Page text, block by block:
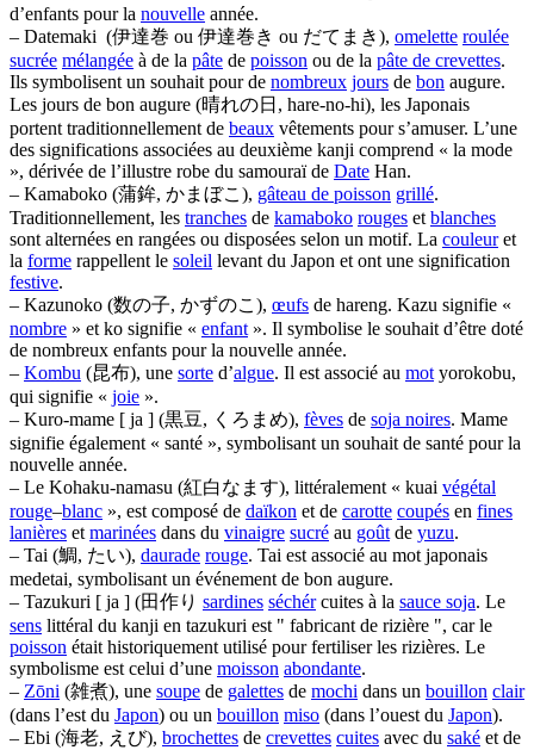
d’enfants pour la nouvelle année.
– Datemaki (伊達巻 ou 伊達巻き ou だてまき), omelette roulée
sucrée mélangée à de la pâte de poisson ou de la pâte de crevettes.
Ils symbolisent un souhait pour de nombreux jours de bon augure.
Les jours de bon augure (晴れの日, hare-no-hi), les Japonais
portent traditionnellement de beaux vêtements pour s’amuser. L’une
des significations associées au deuxième kanji comprend « la mode
», dérivée de l’illustre robe du samouraï de Date Han.
– Kamaboko (蒲鉾, かまぼこ), gâteau de poisson grillé.
Traditionnellement, les tranches de kamaboko rouges et blanches
sont alternées en rangées ou disposées selon un motif. La couleuret
la forme rappellent le soleil levant du Japon et ont une signification
festive.
– Kazunoko (数の子, かずのこ), œufs de hareng. Kazu signifie «
nombre » et ko signifie « enfant ». Il symbolise le souhait d’être doté
de nombreux enfants pour la nouvelle année.
– Kombu (昆布), une sorte d’algue. Il est associé au mot yorokobu,
qui signifie « joie ».
– Kuro-mame [ ja ] (黒豆, くろまめ), fèves de soja noires. Mame
signifie également « santé », symbolisant un souhait de santé pour la
nouvelle année.
– Le Kohaku-namasu (紅白なます), littéralement « kuai végétal
rouge–blanc », est composé de daïkon et de carotte coupés en fines
lanières et marinées dans du vinaigre sucré au goût de yuzu.
– Tai (鯛, たい), daurade rouge. Tai est associé au mot japonais
medetai, symbolisant un événement de bon augure.
– Tazukuri [ ja ] (田作り sardines séchércuites à la sauce soja. Le
sens littéral du kanji en tazukuri est " fabricant de rizière ", car le
poisson était historiquement utilisé pour fertiliser les rizières. Le
symbolisme est celui d’une moisson abondante.
– Zōni (雑煮), une soupe de galettes de mochi dans un bouillon clair
(dans l’est du Japon) ou un bouillon miso (dans l’ouest du Japon).
– Ebi (海老, えび), brochettes de crevettes cuites avec du saké et de